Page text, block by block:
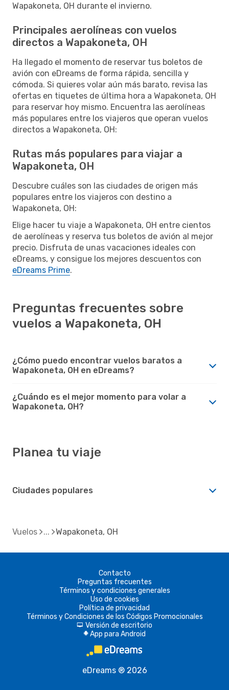
Wapakoneta, OH durante el invierno.
Principales aerolíneas con vuelos
directos a Wapakoneta, OH
Ha llegado el momento de reservar tus boletos de
avión con eDreams de forma rápida, sencilla y
cómoda. Si quieres volar aún más barato, revisa las
ofertas en tiquetes de última hora a Wapakoneta, OH
para reservar hoy mismo. Encuentra las aerolíneas
más populares entre los viajeros que operan vuelos
directos a Wapakoneta, OH:
Rutas más populares para viajar a
Wapakoneta, OH
Descubre cuáles son las ciudades de origen más
populares entre los viajeros con destino a
Wapakoneta, OH:
Elige hacer tu viaje a Wapakoneta, OH entre cientos
de aerolíneas y reserva tus boletos de avión al mejor
precio. Disfruta de unas vacaciones ideales con
eDreams, y consigue los mejores descuentos con
eDreams Prime.
Preguntas frecuentes sobre
vuelos a Wapakoneta, OH
¿Cómo puedo encontrar vuelos baratos a
Wapakoneta, OH en eDreams?
¿Cuándo es el mejor momento para volar a
Wapakoneta, OH?
Planea tu viaje
Ciudades populares
Vuelos Wapakoneta, OH
Contacto
Preguntas frecuentes
Términos y condiciones generales
Uso de cookies
Política de privacidad
Términos y Condiciones de los Códigos Promocionales
d Versión de escritorio
A App para Android
eDreams ® 2026